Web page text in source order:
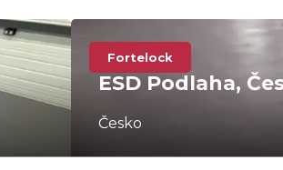
Fortelock
ESD Podlaha,
Česko